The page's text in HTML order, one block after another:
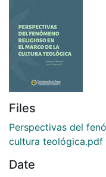
Files
Perspectivas del
cultura teológica.pdf
Date